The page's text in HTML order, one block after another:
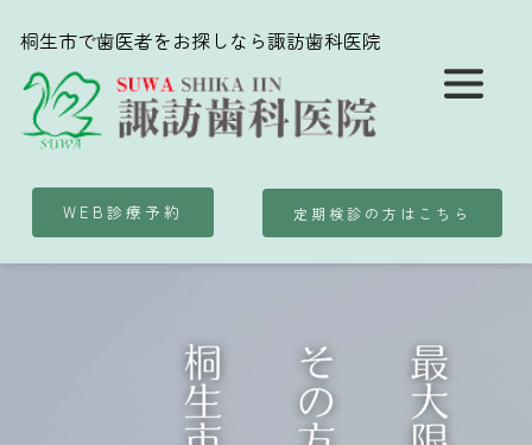
桐生市で歯医者をお探しなら諏訪歯科医院
WEB診療予約 定期検診の方はこちら